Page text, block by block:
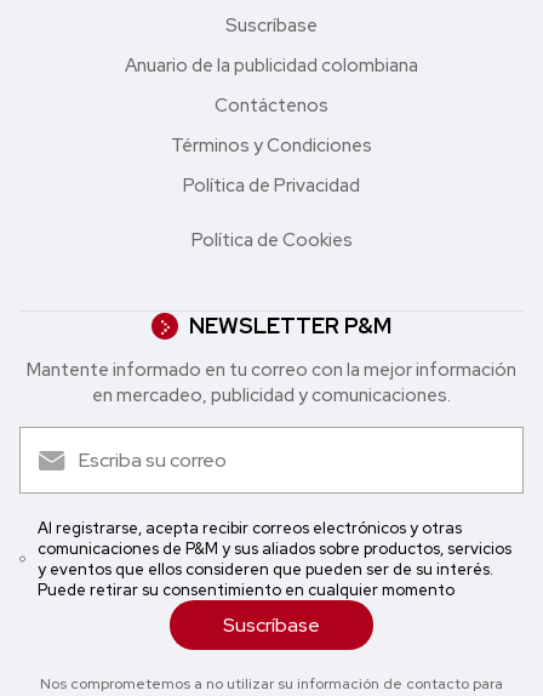
Suscríbase
Anuario de la publicidad colombiana
Contáctenos
Términos y Condiciones
Política de Privacidad
Política de Cookies
NEWSLETTER P&M
Mantente informado en tu correo con la mejor in formación
en mercadeo, publicidad y comunicaciones.
Al registrarse, acepta recibir correos electrónicos y otras
comunicaciones de P&M y sus aliados sobre productos, servicios
y eventos que ellos consideren que pueden ser de su interés.
Puede retirar su consentimiento en cualquier momento
Suscríbase
Nos comprometemos a no utilizar su información de contacto para